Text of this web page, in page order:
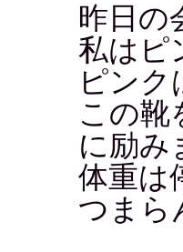
昨日の
私はピ
ピンク
この靴
に励み
体重は
つまら